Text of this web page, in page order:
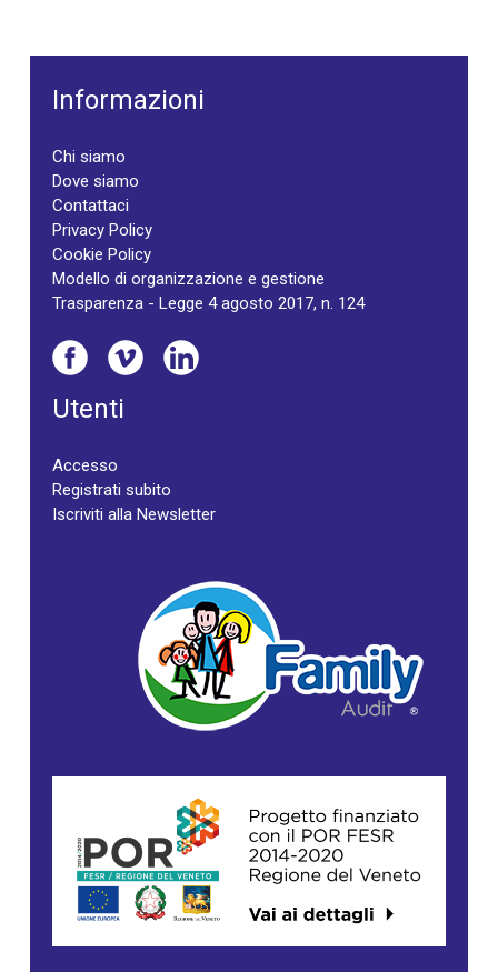
Informazioni
Chi siamo
Dove siamo
Contattaci
Privacy Policy
Cookie Policy
Modello di organizzazione e gestione
Trasparenza - Legge 4 agosto 2017, n. 124
Utenti
Accesso
Registrati subito
Iscriviti alla Newsletter